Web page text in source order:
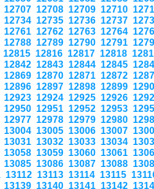
12707 12708 12709 12710
12734 12735 12736 12737
12761 12762 12763 12764
12788 12789 12790 12791
12815 12816 12817 12818
12842 12843 12844 12845
12869 12870 12871 12872
12896 12897 12898 12899
12923 12924 12925 12926
12950 12951 12952 12953
12977 12978 12979 12980
13004 13005 13006 13007
13031 13032 13033 13034
13058 13059 13060 13061
13085 13086 13087 13088
13112 13113 13114 13115
13139 13140 13141 13142